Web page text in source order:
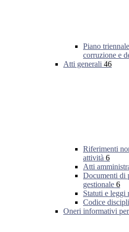
Piano
corruzione e
Atti generali 46
Riferimenti
attività 6
Atti
Documenti di
gestionale 6
Statuti e leggi
Codice
Oneri informativi